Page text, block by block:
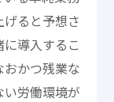
ると予想さ
導入するこ
かつ残業な
労働環境が